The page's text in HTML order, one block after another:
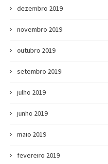
dezembro 2019
novembro 2019
outubro 2019
setembro 2019
julho 2019
junho 2019
maio 2019
fevereiro 2019